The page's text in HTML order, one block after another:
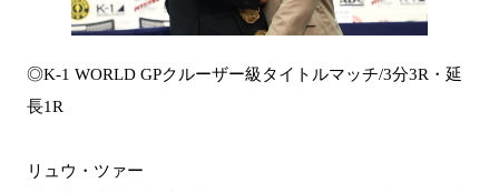
◎K-1 WORLD GPクルーザー級タイトルマッチ/3分3R・延
長1R
リュウ・ツァー